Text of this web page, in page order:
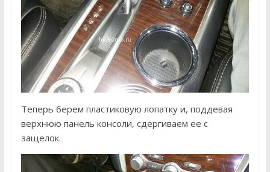
Теперь берем пластиковую лопатку и, поддевая
верхнюю панель консоли, сдергиваем ее с
защелок.